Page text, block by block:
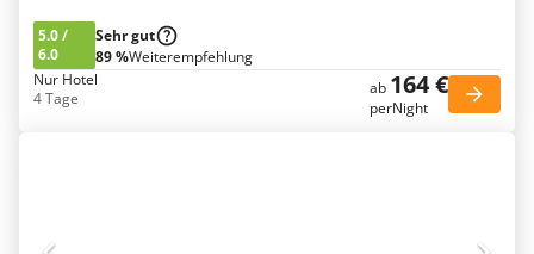
5.0/
6.0
Sehr gut
89 %Weiterempfehlung
Nur Hotel
4 Tage
ab 164 €
perNight